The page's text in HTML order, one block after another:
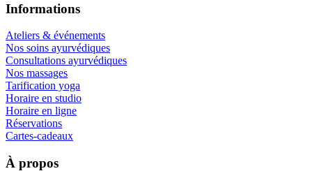
Informations
Ateliers & événements
Nos soins ayurvédiques
Consultations ayurvédiques
Nos massages
Tarification yoga
Horaire en studio
Horaire en ligne
Réservations
Cartes-cadeaux
À propos